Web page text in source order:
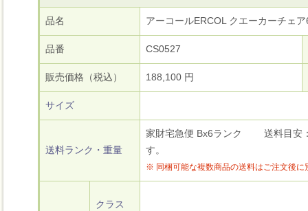
品名 アーコールERCOL クエーカーチェ
品番 CS0527
販売価格（税込） 188,100 円
サイズ
送料ランク・重量
家財宅急便 Bx6ランク 送料目安
す。
※ 同梱可能な複数商品の送料はご注文後に
クラス